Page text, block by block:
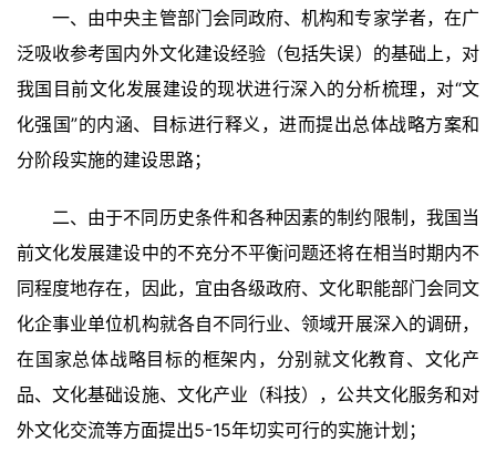
一、由中央主管部门会同政府、机构和专家学者，在广
泛吸收参考国内外文化建设经验（包括失误）的基础上，对
我国目前文化发展建设的现状进行深入的分析梳理，对“文
化强国”的内涵、目标进行释义，进而提出总体战略方案和
分阶段实施的建设思路；
二、由于不同历史条件和各种因素的制约限制，我国当
前文化发展建设中的不充分不平衡问题还将在相当时期内不
同程度地存在，因此，宜由各级政府、文化职能部门会同文
化企事业单位机构就各自不同行业、领域开展深入的调研，
在国家总体战略目标的框架内，分别就文化教育、文化产
品、文化基础设施、文化产业（科技），公共文化服务和对
外文化交流等方面提出5-15年切实可行的实施计划；